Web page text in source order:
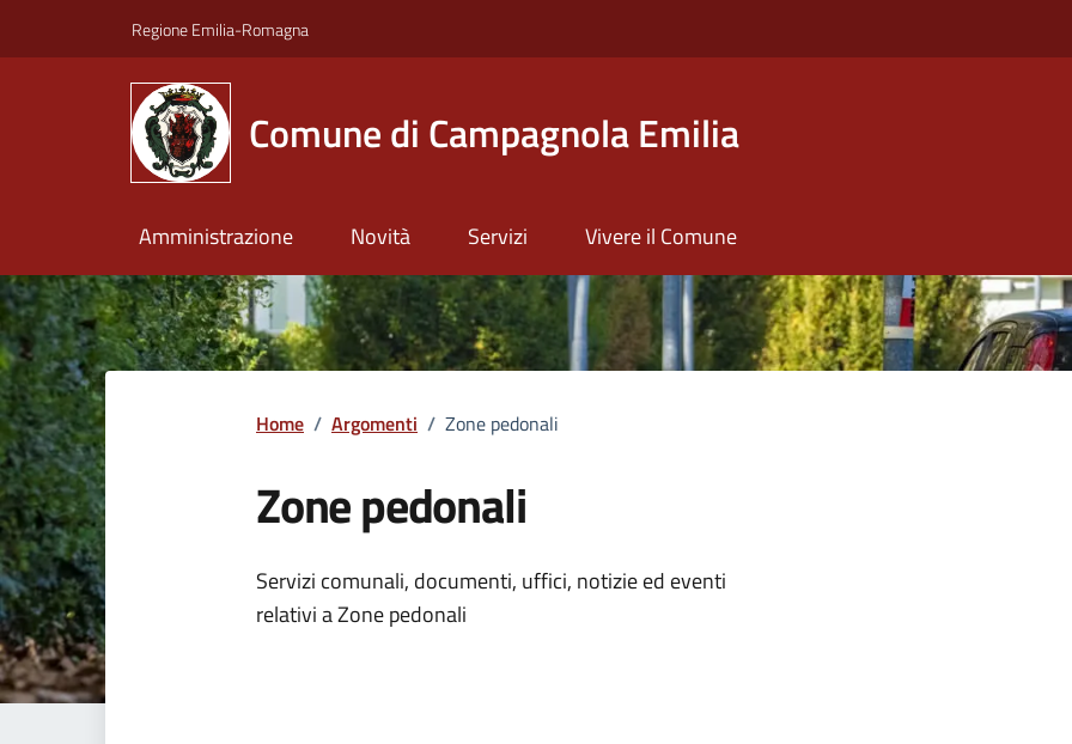
Regione Emilia-Romagna
Comune di Campagnola Emilia
Amministrazione Novità Servizi Vivere il Comune
Home / Argomenti / Zone pedonali
Zone pedonali
Dettagli dell'argomento
Servizi comunali, documenti, uffici, notizie ed eventi
relativi a Zone pedonali